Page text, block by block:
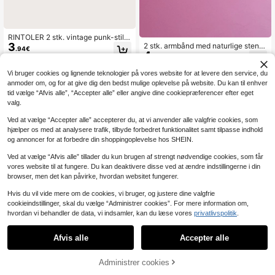
RINTOLER 2 stk. vintage punk-stil 6
mm mat perlearmbånd med elastik,
gave til kæresten
3.94€
Yanxyad 1/2 stk. armbånd med nitte
r i PU-læder, punk-armbånd til mæn
d og kvinder, 80'er-armbånd i goth-
2 stk. armbånd med naturlige stenp
erler til par, hans og hendes afstand
sarmbånd, venskabsarmbånd til par,
med tilhørende kort og konvolut
4
0
Vi bruger cookies og lignende teknologier på vores website for at levere den service, du
anmoder om, og for at give dig den bedst mulige oplevelse på website. Du kan til enhver
tid vælge “Afvis alle”, “Accepter alle” eller angive dine cookiepræferencer efter eget
valg.
Ved at vælge “Accepter alle” accepterer du, at vi anvender alle valgfrie cookies, som
hjælper os med at analysere trafik, tilbyde forbedret funktionalitet samt tilpasse indhold
og annoncer for at forbedre din shoppingoplevelse hos SHEIN.
Ved at vælge “Afvis alle” tillader du kun brugen af strengt nødvendige cookies, som får
vores website til at fungere. Du kan deaktivere disse ved at ændre indstillingerne i din
browser, men det kan påvirke, hvordan websitet fungerer.
Hvis du vil vide mere om de cookies, vi bruger, og justere dine valgfrie
cookieindstillinger, skal du vælge “Administrer cookies”. For mere information om,
hvordan vi behandler de data, vi indsamler, kan du læse vores privatlivspolitik
Afvis alle Accepter alle
Administrer cookies